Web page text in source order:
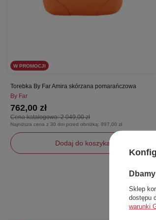
W PROMOCJI
Torebka By Far Amira skórzana pomarańczowa
By Far
Cena katalogowa:2 049,00 zł
762,00 zł
Najniższa cena z 30 dni przed obniżką: 897,00 zł
Dodaj do koszyka
Sklep
dostępu
warunki